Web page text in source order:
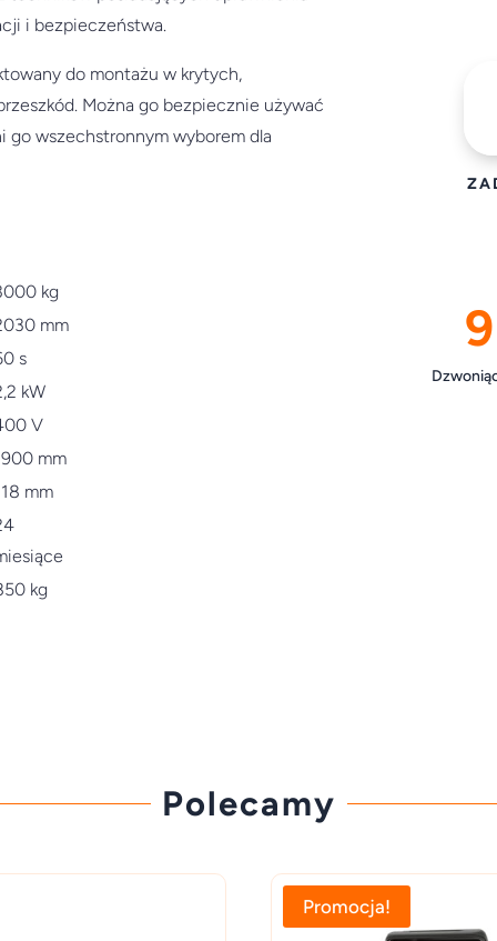
i bezpieczeństwa.
do montażu w krytych,
Można go bezpiecznie używać
go wszechstronnym wyborem dla
kg
mm
s
kW
V
mm
mm
kg
Polecamy
Promocja!